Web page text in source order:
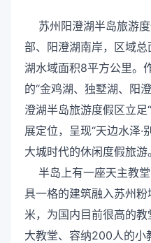
苏州阳澄湖半岛旅游
部、阳澄湖南岸，区域
湖水域面积8平方公里。
的“金鸡湖、独墅湖、阳
澄湖半岛旅游度假区立足
展定位，呈现“天边水泽·
大城时代的休闲度假旅游。
半岛上有一座天主教堂
具一格的建筑融入苏州
米，为国内目前很高的
大教堂、容纳200人的小